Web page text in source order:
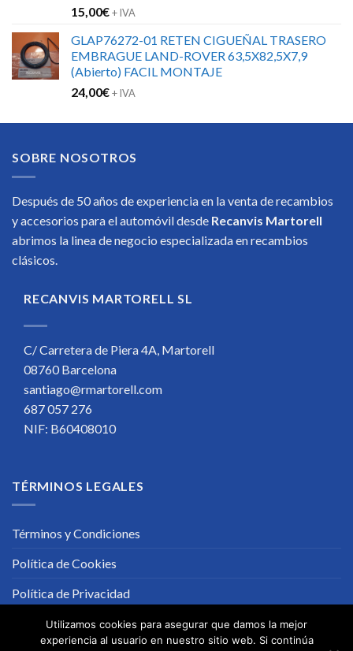
15,00€+ IVA
GLAP76272-01 RETEN CIGUEÑAL TRASERO
EMBRAGUE LAND-ROVER 63,5X82,5X7,9
(Abierto) FACIL MONTAJE
24,00€+ IVA
SOBRE NOSOTROS
Después de 50 años de experiencia en la venta de recambios
y accesorios para el automóvil desde Recanvis Martorell
abrimos la linea de negocio especializada en recambios
clásicos.
RECANVIS MARTORELL SL
C/ Carretera de Piera 4A, Martorell
08760 Barcelona
santiago@rmartorell.com
687 057 276
NIF: B60408010
TÉRMINOS LEGALES
Términos y Condiciones
Política de Cookies
Política de Privacidad
Utilizamos cookies para asegurar que damos la mejor
experiencia al usuario en nuestro sitio web. Si continúa